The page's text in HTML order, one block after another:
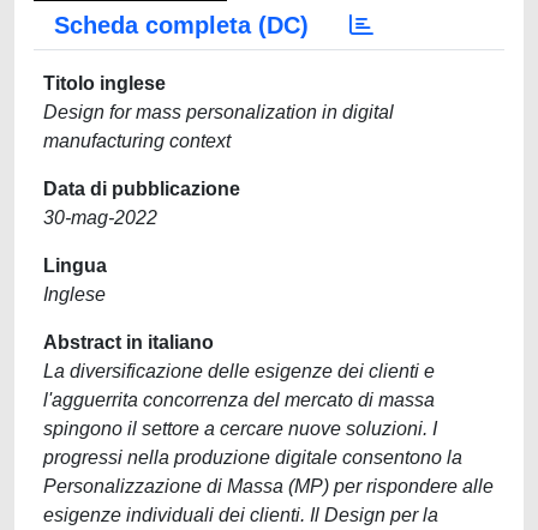
Scheda completa (DC)
Titolo inglese
Design for mass personalization in digital
manufacturing context
Data di pubblicazione
30-mag-2022
Lingua
Inglese
Abstract in italiano
La diversificazione delle esigenze dei clienti e
l'agguerrita concorrenza del mercato di massa
spingono il settore a cercare nuove soluzioni. I
progressi nella produzione digitale consentono la
Personalizzazione di Massa (MP) per rispondere alle
esigenze individuali dei clienti. Il Design per la